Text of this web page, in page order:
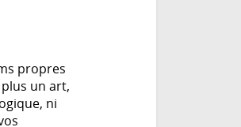
propres
un art,
ni